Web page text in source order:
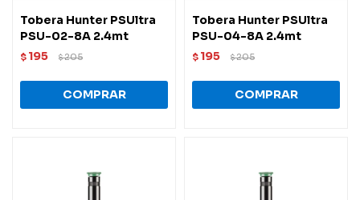
Tobera Hunter PSUltra
PSU-02-8A 2.4mt
$ 195 $205
Tobera Hunter PSUltra
PSU-04-8A 2.4mt
$ 195 $205